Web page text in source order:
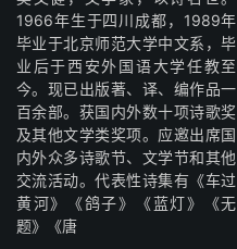
1966年生于四川成都，1989年
毕业于北京师范大学中文系，毕
业后于西安外国语大学任教至
今。现已出版著、译、编作品一
百余部。获国内外数十项诗歌奖
及其他文学类奖项。应邀出席国
内外众多诗歌节、文学节和其他
交流活动。代表性诗集有《车过
黄河》《鸽子》《蓝灯》《无
题》《唐